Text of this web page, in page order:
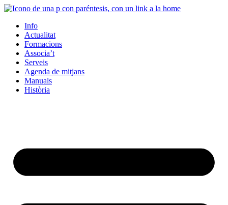
Info
Actualitat
Formacions
Associa’t
Serveis
Agenda de mitjans
Manuals
Història